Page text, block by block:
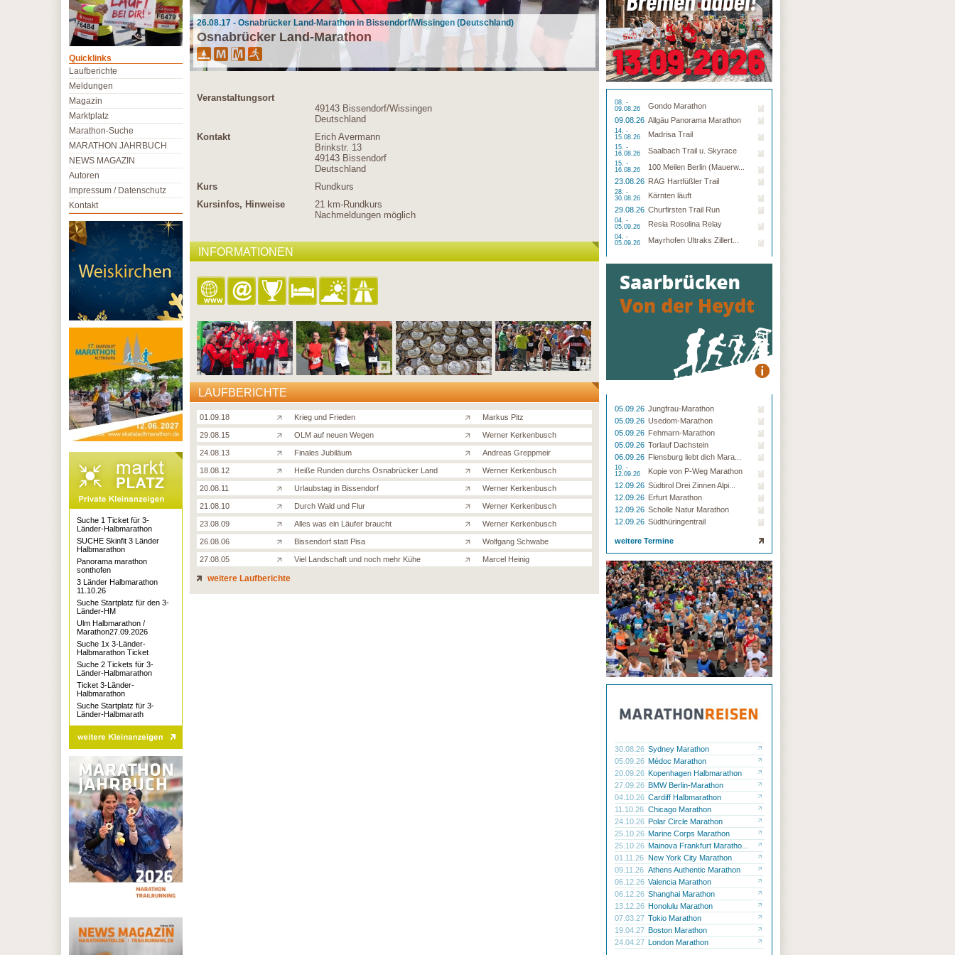
26.08.17 - Osnabrücker Land-Marathon in Bissendorf/Wissingen (Deutschland)
Osnabrücker Land-Marathon
Veranstaltungsort
49143 Bissendorf/Wissingen
Deutschland
Kontakt
Erich Avermann
Brinkstr. 13
49143 Bissendorf
Deutschland
Kurs
Rundkurs
Kursinfos, Hinweise
21 km-Rundkurs
Nachmeldungen möglich
INFORMATIONEN
LAUFBERICHTE
01.09.18 Krieg und Frieden Markus Pitz
29.08.15 OLM auf neuen Wegen Werner Kerkenbusch
24.08.13 Finales Jubiläum Andreas Greppmeir
18.08.12 Heiße Runden durchs Osnabrücker Land Werner Kerkenbusch
20.08.11 Urlaubstag in Bissendorf Werner Kerkenbusch
21.08.10 Durch Wald und Flur Werner Kerkenbusch
23.08.09 Alles was ein Läufer braucht Werner Kerkenbusch
26.08.06 Bissendorf statt Pisa Wolfgang Schwabe
27.08.05 Viel Landschaft und noch mehr Kühe Marcel Heinig
weitere Laufberichte
08. -
09.08.26
Gondo Marathon
09.08.26 Allgäu Panorama Marathon
14. -
15.08.26
Madrisa Trail
15. -
16.08.26
Saalbach Trail u. Skyrace
15. -
16.08.26
100 Meilen Berlin (Mauerw...
23.08.26 RAG Hartfüßler Trail
28. -
30.08.26
Kärnten läuft
29.08.26 Churfirsten Trail Run
04. -
05.09.26
Resia Rosolina Relay
04. -
05.09.26
Mayrhofen Ultraks Zillert...
05.09.26 Jungfrau-Marathon
05.09.26 Usedom-Marathon
05.09.26 Fehmarn-Marathon
05.09.26 Torlauf Dachstein
06.09.26 Flensburg liebt dich Mara...
10. -
12.09.26
Kopie von P-Weg Marathon
12.09.26 Südtirol Drei Zinnen Alpi...
12.09.26 Erfurt Marathon
12.09.26 Scholle Natur Marathon
12.09.26 Südthüringentrail
weitere Termine
30.08.26 Sydney Marathon
05.09.26 Médoc Marathon
20.09.26 Kopenhagen Halbmarathon
27.09.26 BMW Berlin-Marathon
04.10.26 Cardiff Halbmarathon
11.10.26 Chicago Marathon
24.10.26 Polar Circle Marathon
25.10.26 Marine Corps Marathon
25.10.26 Mainova Frankfurt Maratho...
01.11.26 New York City Marathon
09.11.26 Athens Authentic Marathon
06.12.26 Valencia Marathon
06.12.26 Shanghai Marathon
13.12.26 Honolulu Marathon
07.03.27 Tokio Marathon
19.04.27 Boston Marathon
24.04.27 London Marathon
Quicklinks
Laufberichte
Meldungen
Magazin
Marktplatz
Marathon-Suche
MARATHON JAHRBUCH
NEWS MAGAZIN
Autoren
Impressum / Datenschutz
Kontakt
Suche 1 Ticket für 3-
Länder-Halbmarathon
SUCHE Skinfit 3 Länder
Halbmarathon
Panorama marathon
sonthofen
3 Länder Halbmarathon
11.10.26
Suche Startplatz für den 3-
Länder-HM
Ulm Halbmarathon /
Marathon27.09.2026
Suche 1x 3-Länder-
Halbmarathon Ticket
Suche 2 Tickets für 3-
Länder-Halbmarathon
Ticket 3-Länder-
Halbmarathon
Suche Startplatz für 3-
Länder-Halbmarath